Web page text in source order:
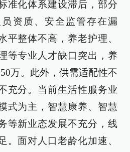
准化体系建设滞后，部分
资质、安全监管存在漏
平整体不高，养老护理、
等专业人才缺口突出，养
万。此外，供需适配性不
充分。当前生活性服务业
式为主，智慧康养、智慧
等新业态发展不充分，线
。面对人口老龄化加速、